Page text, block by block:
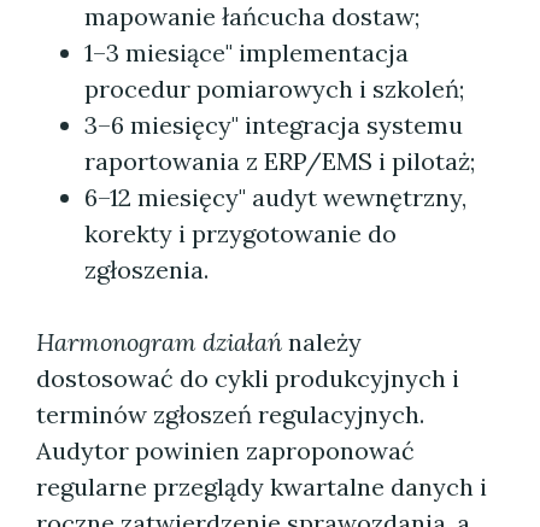
mapowanie łańcucha dostaw;
1–3 miesiące" implementacja
procedur pomiarowych i szkoleń;
3–6 miesięcy" integracja systemu
raportowania z ERP/EMS i pilotaż;
6–12 miesięcy" audyt wewnętrzny,
korekty i przygotowanie do
zgłoszenia.
Harmonogram działań należy
dostosować do cykli produkcyjnych i
terminów zgłoszeń regulacyjnych.
Audytor powinien zaproponować
regularne przeglądy kwartalne danych i